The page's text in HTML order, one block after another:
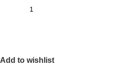
Add to wishlist